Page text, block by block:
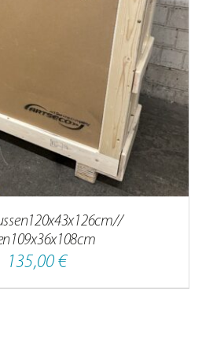
135,00€